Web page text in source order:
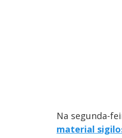
Na segunda-
material